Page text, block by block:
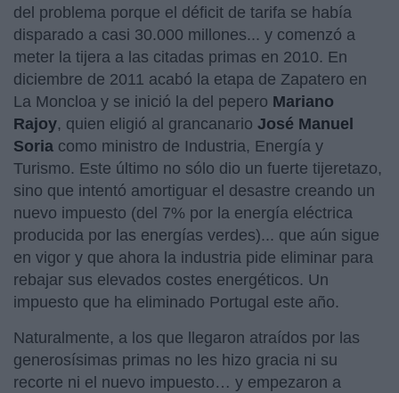
del problema porque el déficit de tarifa se había
disparado a casi 30.000 millones... y comenzó a
meter la tijera a las citadas primas en 2010. En
diciembre de 2011 acabó la etapa de Zapatero en
La Moncloa y se inició la del pepero Mariano
Rajoy, quien eligió al grancanario José Manuel
Soria como ministro de Industria, Energía y
Turismo. Este último no sólo dio un fuerte tijeretazo,
sino que intentó amortiguar el desastre creando un
nuevo impuesto (del 7% por la energía eléctrica
producida por las energías verdes)... que aún sigue
en vigor y que ahora la industria pide eliminar para
rebajar sus elevados costes energéticos. Un
impuesto que ha eliminado Portugal este año.
Naturalmente, a los que llegaron atraídos por las
generosísimas primas no les hizo gracia ni su
recorte ni el nuevo impuesto… y empezaron a